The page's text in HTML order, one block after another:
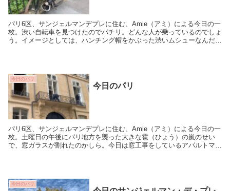
パリ6区、サンジェルマンデプレに住む、Amie（アミ）による今日の一
枚。渋い自転車を見つけたのでパチリ。どんな人が乗っているのでしょ
う。イメージとしては、ハンチング帽をかぶった渋いムシューなんだけ
今日のパリ
今日のパリ
パリ6区、サンジェルマンデプレに住む、Amie（アミ）による今日の一
枚。土曜日の午後にパリ地方を襲った大きな雹（ひょう）の嵐のせい
で、窓ガラスが割れたのかしら。今日は窓工事をしているアパルトマン
今日のパリ